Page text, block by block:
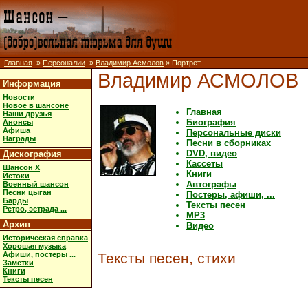
Главная » Персоналии » Владимир Асмолов » Портрет
Информация
Новости
Новое в шансоне
Наши друзья
Анонсы
Афиша
Награды
Дискография
Шансон X
Истоки
Военный шансон
Песни цыган
Барды
Ретро, эстрада ...
Архив
Историческая справка
Хорошая музыка
Афиши, постеры ...
Заметки
Книги
Тексты песен
Владимир АСМОЛОВ
Главная
Биография
Персональные диски
Песни в сборниках
DVD, видео
Кассеты
Книги
Автографы
Постеры, афиши, ...
Тексты песен
MP3
Видео
Тексты песен, стихи